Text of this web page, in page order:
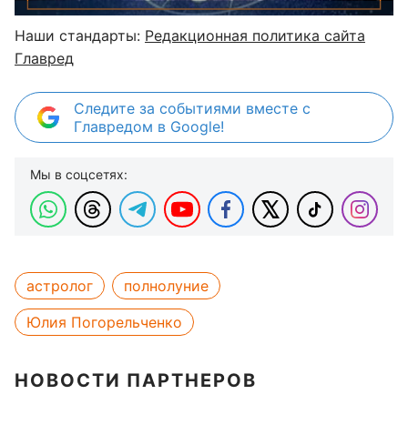
Наши стандарты: Редакционная политика сайта
Главред
Следите за событиями вместе с
Главредом в Google!
Мы в соцсетях:
астролог
полнолуние
Юлия Погорельченко
НОВОСТИ ПАРТНЕРОВ